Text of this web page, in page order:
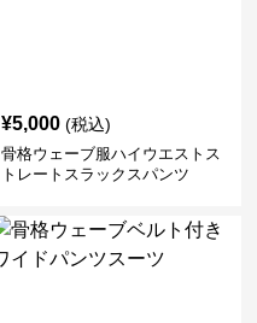
¥5,000 (税込)
骨格ウェーブ服ハイウエストス
トレートスラックスパンツ